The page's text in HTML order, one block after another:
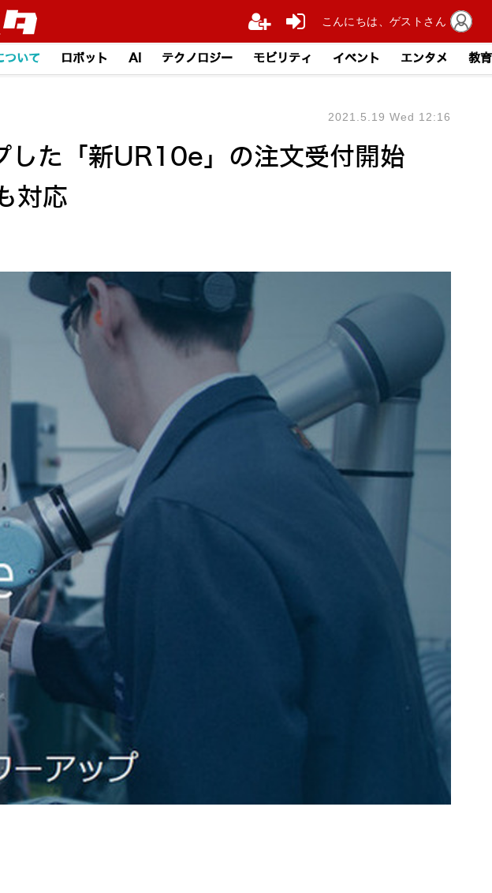
ついて ロボット AI テクノロジー モビリティ イベント エンタメ 教育
した「新UR10e」の注文受付開始
対応
2021.5.19 Wed 12:16
こんにちは、ゲストさん